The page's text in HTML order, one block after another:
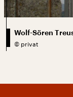
Wolf-Sören
© privat